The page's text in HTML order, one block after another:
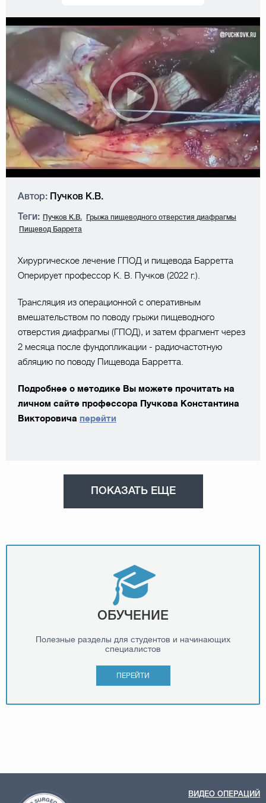
Автор: Пучков К.В.
Теги: Пучков К.В.
Грыжа пищеводного отверстия диафрагмы
Пищевод Баррета
Хирургическое лечение ГПОД и пищевода Барретта
Оперирует профессор К. В. Пучков (2022 г.).
Трансляция из операционной с оперативным
вмешательством по поводу грыжи пищеводного
отверстия диафрагмы (ГПОД), и затем фрагмент через
2 месяца после фундопликации - радиочастотную
абляцию по поводу Пищевода Барретта.
Подробнее о методике Вы можете прочитать на
личном сайте профессора Пучкова Константина
Викторовича перейти
ПОКАЗАТЬ ЕЩЕ
ОБУЧЕНИЕ
Полезные разделы для студентов и начинающих
специалистов
ПЕРЕЙТИ
ВИДЕО ОПЕРАЦИЙ